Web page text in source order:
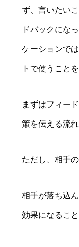
ず、言いたい
ドバックにな
ケーションで
トで使うこと
まずはフィー
策を伝える流
ただし、相手
相手が落ち込
効果になること